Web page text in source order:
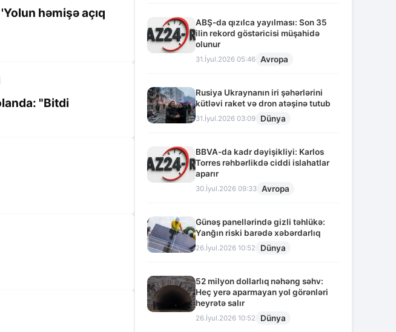
həmişə açıq
"Bitdi
ABŞ-da qızılca yayılması: Son 35
ilin rekord göstəricisi müşahidə
olunur
31.İyul.2026 05:46 Avropa
Rusiya Ukraynanın iri şəhərlərini
kütləvi raket və dron atəşinə tutub
31.İyul.2026 03:09 Dünya
BBVA-da kadr dəyişikliyi: Karlos
Torres rəhbərlikdə ciddi islahatlar
aparır
30.İyul.2026 09:33 Avropa
Günəş panellərində gizli təhlükə:
Yanğın riski barədə xəbərdarlıq
26.İyul.2026 10:52 Dünya
52 milyon dollarlıq nəhəng səhv:
Heç yerə aparmayan yol görənləri
heyrətə salır
26.İyul.2026 10:52 Dünya